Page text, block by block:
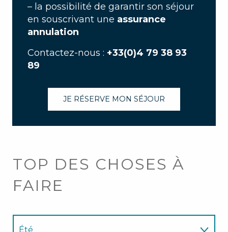
– la possibilité de garantir son séjour
en souscrivant une assurance
annulation
Contactez-nous : +33(0)4 79 38 93
89
JE RÉSERVE MON SÉJOUR
TOP DES CHOSES À
FAIRE
Été